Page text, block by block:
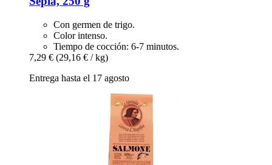
Con germen de trigo.
Color intenso.
Tiempo de cocción: 6-7 minutos.
7,29 € (29,16 € / kg)
Entrega hasta el 17 agosto